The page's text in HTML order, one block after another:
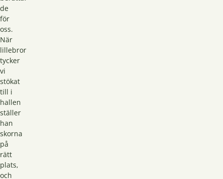
de
för
oss.
När
lillebror
tycker
vi
stökat
till i
hallen
ställer
han
skorna
på
rätt
plats,
och